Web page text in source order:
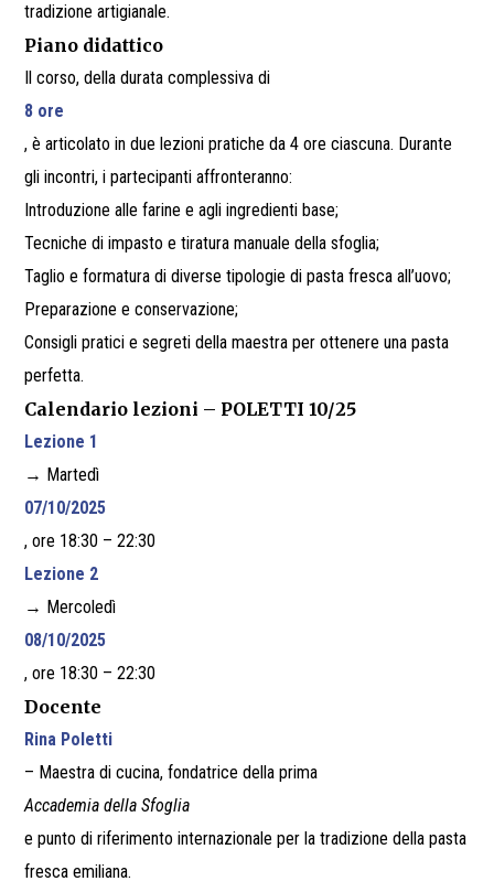
tradizione artigianale.
Piano didattico
Il corso, della durata complessiva di
8 ore
, è articolato in due lezioni pratiche da 4 ore ciascuna. Durante
gli incontri, i partecipanti affronteranno:
Introduzione alle farine e agli ingredienti base;
Tecniche di impasto e tiratura manuale della sfoglia;
Taglio e formatura di diverse tipologie di pasta fresca all’uovo;
Preparazione e conservazione;
Consigli pratici e segreti della maestra per ottenere una pasta
perfetta.
Calendario lezioni – POLETTI 10/25
Lezione 1
→ Martedì
07/10/2025
, ore 18:30 – 22:30
Lezione 2
→ Mercoledì
08/10/2025
, ore 18:30 – 22:30
Docente
Rina Poletti
– Maestra di cucina, fondatrice della prima
Accademia della Sfoglia
e punto di riferimento internazionale per la tradizione della pasta
fresca emiliana.